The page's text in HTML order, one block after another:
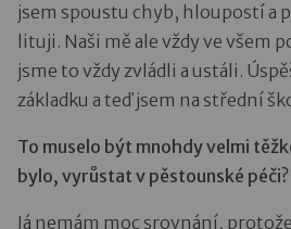
jsem spoustu chyb, hloupostí a
lituji. Naši mě ale vždy ve všem
jsme to vždy zvládli a ustáli.
základku a teď jsem na střední
To muselo být mnohdy velmi
bylo, vyrůstat v pěstounské péči?
Já nemám moc srovnání,